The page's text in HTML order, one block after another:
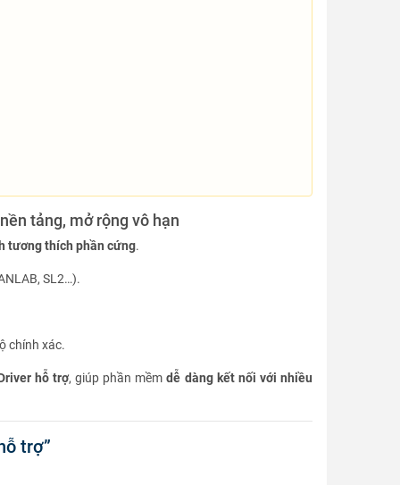
tảng, mở rộng vô hạn
tương thích phần cứng.
SL2…).
chính xác.
hỗ trợ, giúp phần mềmdễ dàng kết nối với nhiều
trợ”